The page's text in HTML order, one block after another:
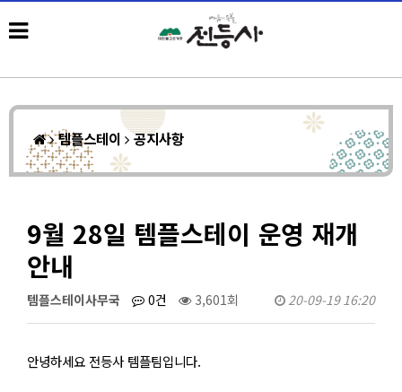
템플스테이 공지사항
9월 28일 템플스테이 운영 재개
안내
템플스테이사무국 0건 3,601회 20-09-19 16:20
안녕하세요 전등사 템플팀입니다.